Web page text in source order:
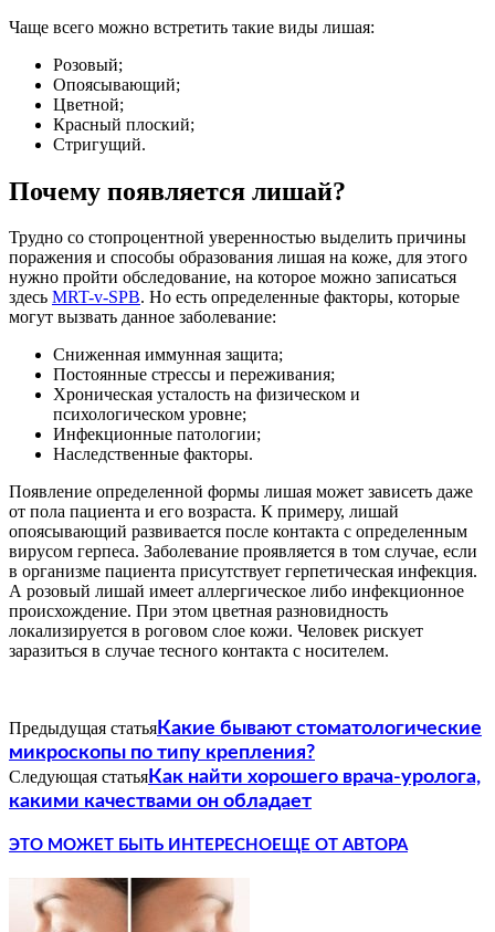
Чаще всего можно встретить такие виды лишая:
Розовый;
Опоясывающий;
Цветной;
Красный плоский;
Стригущий.
Почему появляется лишай?
Трудно со стопроцентной уверенностью выделить причины
поражения и способы образования лишая на коже, для этого
нужно пройти обследование, на которое можно записаться
здесь MRT-v-SPB. Но есть определенные факторы, которые
могут вызвать данное заболевание:
Сниженная иммунная защита;
Постоянные стрессы и переживания;
Хроническая усталость на физическом и
психологическом уровне;
Инфекционные патологии;
Наследственные факторы.
Появление определенной формы лишая может зависеть даже
от пола пациента и его возраста. К примеру, лишай
опоясывающий развивается после контакта с определенным
вирусом герпеса. Заболевание проявляется в том случае, если
в организме пациента присутствует герпетическая инфекция.
А розовый лишай имеет аллергическое либо инфекционное
происхождение. При этом цветная разновидность
локализируется в роговом слое кожи. Человек рискует
заразиться в случае тесного контакта с носителем.
Предыдущая статьяКакие бывают стоматологические
микроскопы по типу крепления?
Следующая статьяКак найти хорошего врача-уролога,
какими качествами он обладает
ЭТО МОЖЕТ БЫТЬ ИНТЕРЕСНО ЕЩЕ ОТ АВТОРА